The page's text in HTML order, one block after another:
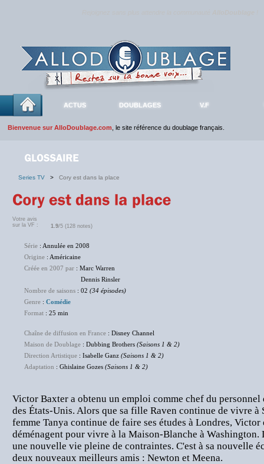
ACTUS DOUBLAGES V.F
Bienvenue sur AlloDoublage.com , le site référence du doublage français.
Series TV > Cory est dans la place
Votre avis
sur la VF :
1.9/5 (128 notes)
Série : Annulée en 2008
Origine : Américaine
Créée en 2007 par : Marc Warren
Dennis Rinsler
Nombre de saisons : 02 (34 épisodes)
Genre : Comédie
Format : 25 min
Chaîne de diffusion en France : Disney Channel
Maison de Doublage : Dubbing Brothers (Saisons 1 & 2)
Direction Artistique : Isabelle Ganz (Saisons 1 & 2)
Adaptation : Ghislaine Gozes (Saisons 1 & 2)
Victor Baxter a obtenu un emploi comme chef du personnel
des États-Unis. Alors que sa fille Raven continue de vivre à
femme Tanya continue de faire ses études à Londres,
déménagent pour vivre à la Maison-Blanche à Washington.
une nouvelle vie pleine de contraintes. C'est à sa nouvelle
deux nouveaux meilleurs amis : Newton et Meena.